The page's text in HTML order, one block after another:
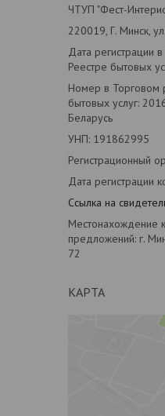
ЧТУП "Фест-
220019, Г. Минск,
Дата регистрации
Реестре бытовых
Номер в Торговом
бытовых услуг:
Беларусь
УНП: 191862995
Регистрационный
Дата регистрации
Ссылка на
Местонахождение
предложений: г.
72
КАРТА